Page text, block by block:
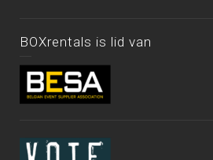
BOXrentals is lid van